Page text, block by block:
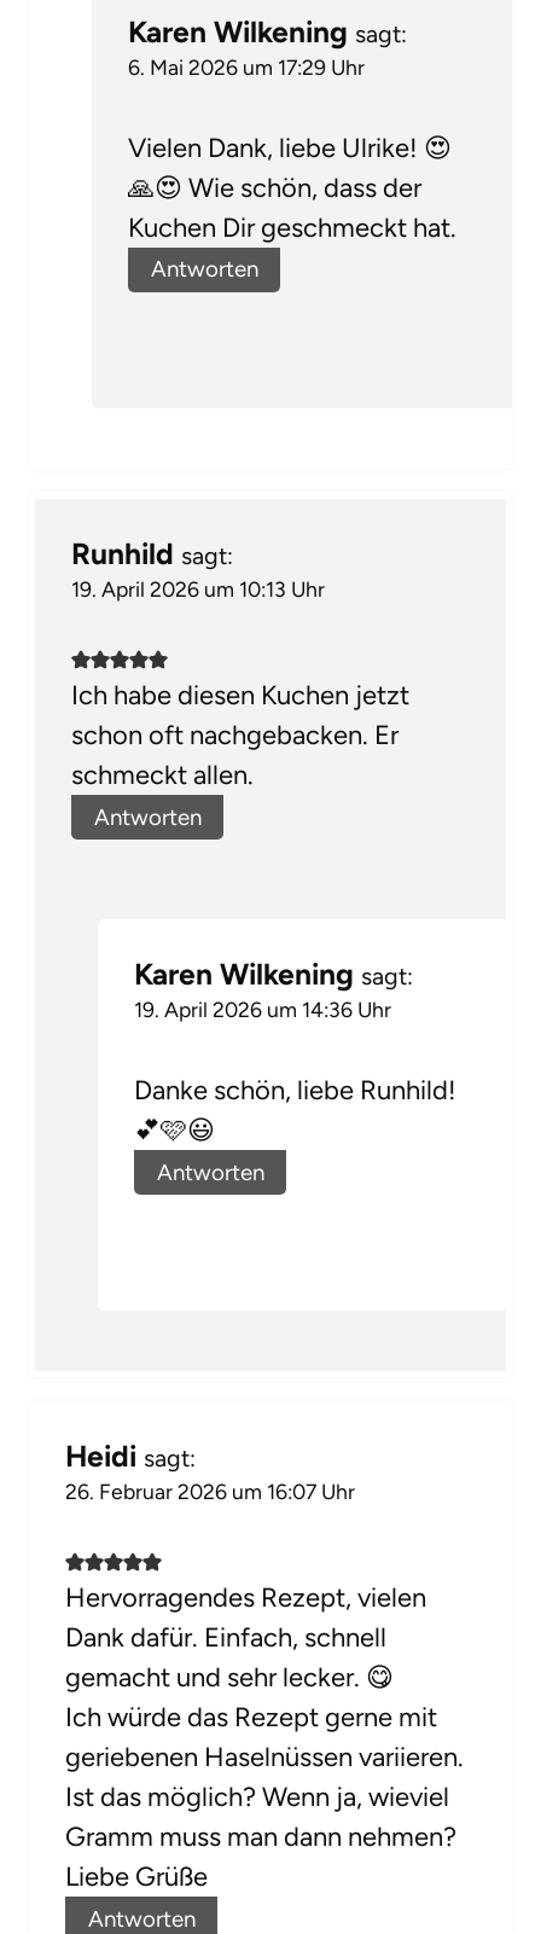
Karen Wilkening sagt:
6. Mai 2026 um 17:29 Uhr
Vielen Dank, liebe Ulrike! 😍
🙏😍 Wie schön, dass der
Kuchen Dir geschmeckt hat.
Antworten
Runhild sagt:
19. April 2026 um 10:13 Uhr
Ich habe diesen Kuchen jetzt
schon oft nachgebacken. Er
schmeckt allen.
Antworten
Karen Wilkening sagt:
19. April 2026 um 14:36 Uhr
Danke schön, liebe Runhild!
💕🩷😃
Antworten
Heidi sagt:
26. Februar 2026 um 16:07 Uhr
Hervorragendes Rezept, vielen
Dank dafür. Einfach, schnell
gemacht und sehr lecker. 😋
Ich würde das Rezept gerne mit
geriebenen Haselnüssen variieren.
Ist das möglich? Wenn ja, wieviel
Gramm muss man dann nehmen?
Liebe Grüße
Antworten